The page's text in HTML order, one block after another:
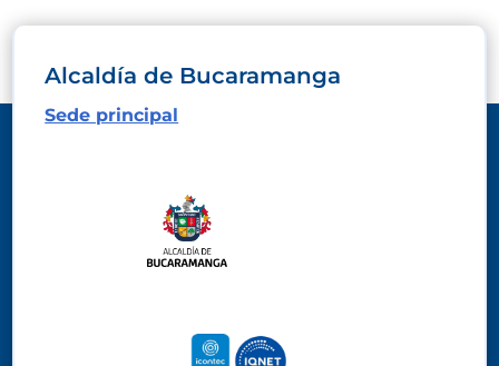
Alcaldía de Bucaramanga
Sede principal